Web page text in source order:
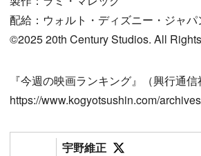
配給：ウォルト・ディズニー・ジャパ
©2025 20th Century Studios. All
『今週の映画ランキング』（興行通信
https://www.kogyotsushin.com/
宇野維正